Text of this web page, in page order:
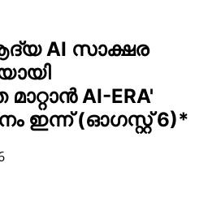
AI സാക്ഷര
AI-ERA'
ഇന്ന് (ഓഗസ്റ്റ് 6)*